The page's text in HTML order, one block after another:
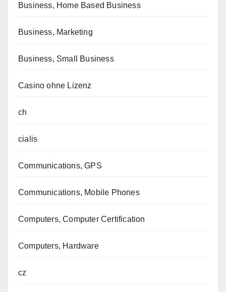
Business, Home Based Business
Business, Marketing
Business, Small Business
Casino ohne Lizenz
ch
cialis
Communications, GPS
Communications, Mobile Phones
Computers, Computer Certification
Computers, Hardware
cz